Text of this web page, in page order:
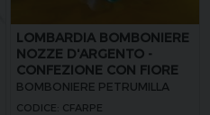
LOMBARDIA BOMBONIERE
NOZZE D'ARGENTO -
CONFEZIONE CON FIORE
ARGENTO E
PORTACONFETTI
BOMBONIERE PETRUMILLA
CODICE: CFARPE